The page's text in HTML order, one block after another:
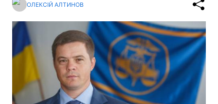
ОЛЕКСІЙ АЛТИНОВ